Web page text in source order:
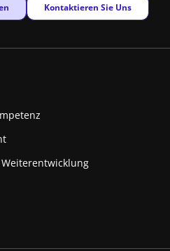
New window
Kontaktieren Sie Uns